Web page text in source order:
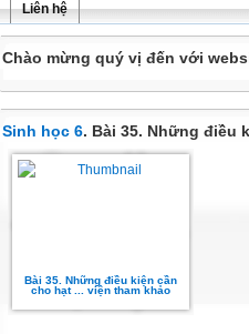
Liên hệ
Chào mừng quý vị đến với
Sinh học 6. Bài 35. Những điều
Bài 35. Những điều kiện cần
cho hạt ... viện tham khảo